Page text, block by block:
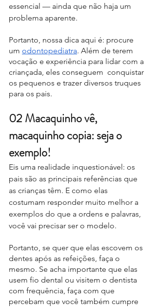
essencial — ainda que não haja um
problema aparente.
Portanto, nossa dica aqui é: procure
um odontopediatra. Além de terem
vocação e experiência para lidar com a
criançada, eles conseguem  conquistar
os pequenos e trazer diversos truques
para os pais.
02 Macaquinho vê,
macaquinho copia: seja o
exemplo!
Eis uma realidade inquestionável: os
pais são as principais referências que
as crianças têm. E como elas
costumam responder muito melhor a
exemplos do que a ordens e palavras,
você vai precisar ser o modelo.
Portanto, se quer que elas escovem os
dentes após as refeições, faça o
mesmo. Se acha importante que elas
usem fio dental ou visitem o dentista
com frequência, faça com que
percebam que você também cumpre